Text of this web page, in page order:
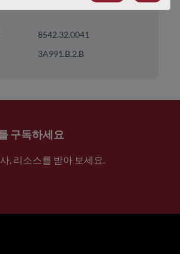
8542.32.0041
3A991.B.2.B
구독하세요
, 리소스를 받아 보세요.